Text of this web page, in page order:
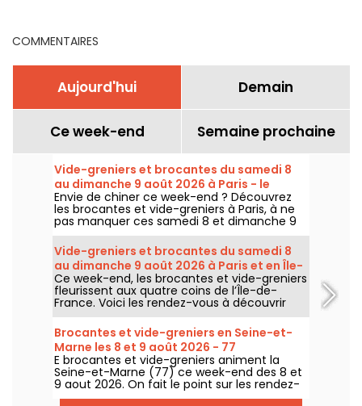
COMMENTAIRES
Aujourd'hui Demain
Ce week-end Semaine prochaine
Vide-greniers et brocantes du samedi 8
au dimanche 9 août 2026 à Paris - le
programme du week-end
Envie de chiner ce week-end ? Découvrez
les brocantes et vide-greniers à Paris, à ne
pas manquer ces samedi 8 et dimanche 9
août 2026 pour faire le plein de bonnes
affaires.
Vide-greniers et brocantes du samedi 8
au dimanche 9 août 2026 à Paris et en Île-
de-France - le programme du week-end
Ce week-end, les brocantes et vide-greniers
fleurissent aux quatre coins de l’Île-de-
France. Voici les rendez-vous à découvrir
ces samedi 8 et dimanche 9 août 2026 pour
chiner, fouiller et peut-être dénicher la perle
rare.
Brocantes et vide-greniers en Seine-et-
Marne les 8 et 9 août 2026 - 77
E brocantes et vide-greniers animent la
Seine-et-Marne (77) ce week-end des 8 et
9 aout 2026. On fait le point sur les rendez-
vous qui vous attendent !